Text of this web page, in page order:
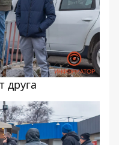
друга